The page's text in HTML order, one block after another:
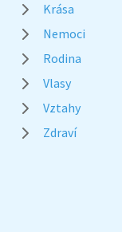
Krása
Nemoci
Rodina
Vlasy
Vztahy
Zdraví